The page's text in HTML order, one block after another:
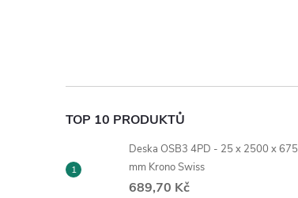
TOP 10 PRODUKTŮ
Deska OSB3 4PD - 25 x 2500 x 675
mm Krono Swiss
689,70 Kč